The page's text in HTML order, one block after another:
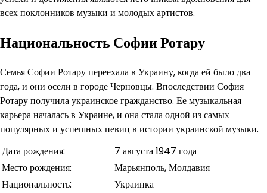
всех поклонников музыки и молодых артистов.
Национальность Софии Ротару
Семья Софии Ротару переехала в Украину, когда ей было два
года, и они осели в городе Черновцы. Впоследствии София
Ротару получила украинское гражданство. Ее музыкальная
карьера началась в Украине, и она стала одной из самых
популярных и успешных певиц в истории украинской музыки.
Дата рождения:
7 августа 1947 года
Место рождения:
Марьянполь, Молдавия
Национальность:
Украинка